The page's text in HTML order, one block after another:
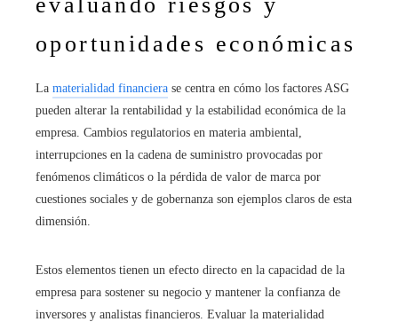
oportunidades económicas
La materialidad financiera se centra en cómo los factores ASG
pueden alterar la rentabilidad y la estabilidad económica de la
empresa. Cambios regulatorios en materia ambiental,
interrupciones en la cadena de suministro provocadas por
fenómenos climáticos o la pérdida de valor de marca por
cuestiones sociales y de gobernanza son ejemplos claros de esta
dimensión.
Estos elementos tienen un efecto directo en la capacidad de la
empresa para sostener su negocio y mantener la confianza de
inversores y analistas financieros. Evaluar la materialidad